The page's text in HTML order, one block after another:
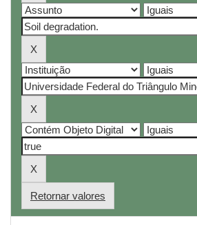
Retornar valores